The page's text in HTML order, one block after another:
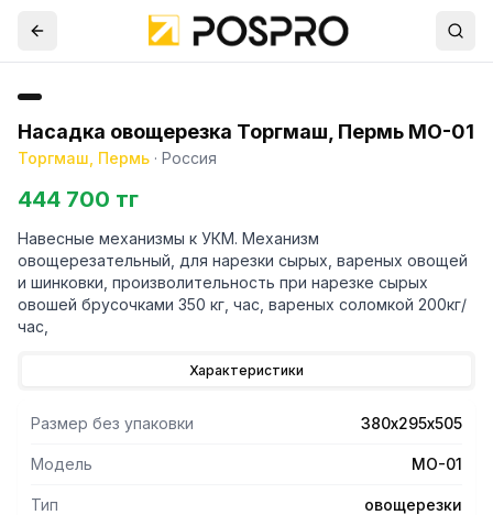
Насадка овощерезка Торгмаш, Пермь МО-01
Торгмаш, Пермь · Россия
444 700 тг
Навесные механизмы к УКМ. Механизм
овощерезательный, для нарезки сырых, вареных овощей
и шинковки, произволительность при нарезке сырых
овошей брусочками 350 кг, час, вареных соломкой 200кг/
час,
Характеристики
Размер без упаковки 380х295х505
Модель МО-01
Тип овощерезки